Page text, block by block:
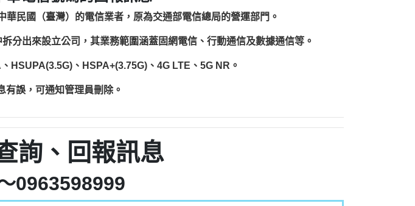
民國（臺灣）的電信業者，原為交通部電信總局的營運部門。
分出來設立公司，其業務範圍涵蓋固網電信、行動通信及數據通信等。
HSUPA(3.5G)、HSPA+(3.75G)、4G LTE、5G NR。
有誤，可通知管理員刪除。
詢、回報訊息
0963598999